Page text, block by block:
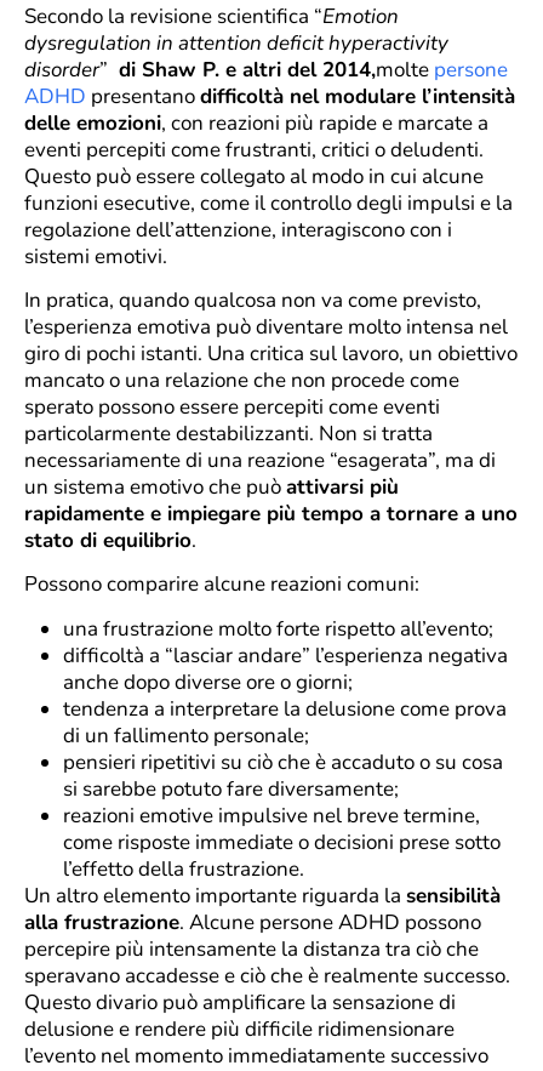
Secondo la revisione scientifica “Emotion
dysregulation in attention deficit hyperactivity
disorder” di Shaw P. e altri del 2014,molte persone
ADHD presentanodifficoltà nel modulare l’intensità
delle emozioni, con reazioni più rapide e marcate a
eventi percepiti come frustranti, critici o deludenti.
Questo può essere collegato al modo in cui alcune
funzioni esecutive, come il controllo degli impulsi e la
regolazione dell’attenzione, interagiscono con i
sistemi emotivi.
In pratica, quando qualcosa non va come previsto,
l’esperienza emotiva può diventare molto intensa nel
giro di pochi istanti. Una critica sul lavoro, un obiettivo
mancato o una relazione che non procede come
sperato possono essere percepiti come eventi
particolarmente destabilizzanti. Non si tratta
necessariamente di una reazione “esagerata”, ma di
un sistema emotivo che puòattivarsi più
rapidamente e impiegare più tempo a tornare a uno
stato di equilibrio.
Possono comparire alcune reazioni comuni:
una frustrazione molto forte rispetto all’evento;
difficoltà a “lasciar andare” l’esperienza negativa
anche dopo diverse ore o giorni;
tendenza a interpretare la delusione come prova
di un fallimento personale;
pensieri ripetitivi su ciò che è accaduto o su cosa
si sarebbe potuto fare diversamente;
reazioni emotive impulsive nel breve termine,
come risposte immediate o decisioni prese sotto
l’effetto della frustrazione.
Un altro elemento importante riguarda la sensibilità
alla frustrazione. Alcune persone ADHD possono
percepire più intensamente la distanza tra ciò che
speravano accadesse e ciò che è realmente successo.
Questo divario può amplificare la sensazione di
delusione e rendere più difficile ridimensionare
l’evento nel momento immediatamente successivo